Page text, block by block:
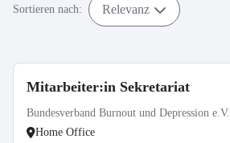
Sortieren nach: Relevanz
Mitarbeiter:in Sekretariat
Bundesverband Burnout und Depression e.V.
Home Office